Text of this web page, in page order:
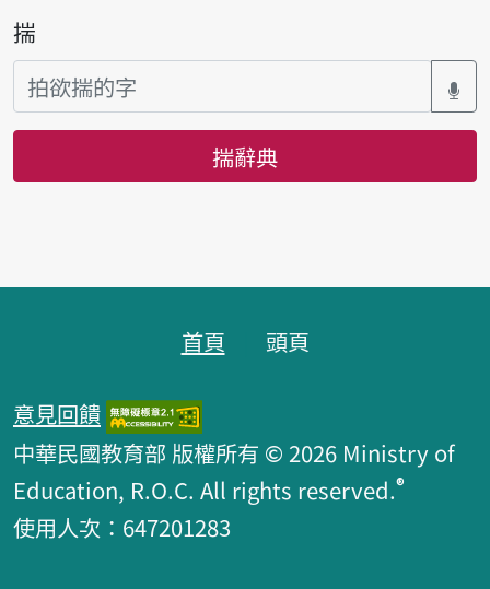
揣
揣辭典
首頁 頭頁
意見回饋
中華民國教育部 版權所有 © 2026 Ministry of
Education, R.O.C. All rights reserved.®
使用人次：647201283